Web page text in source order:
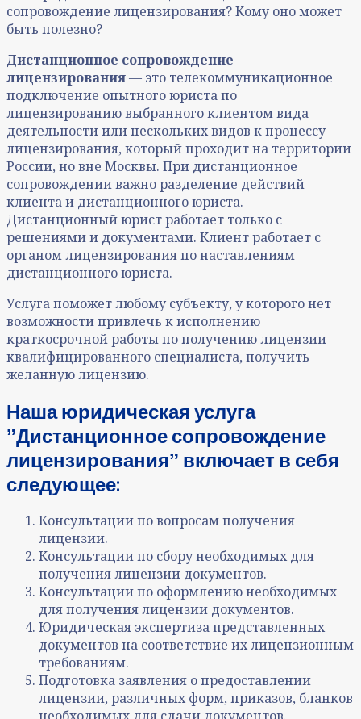
сопровождение лицензирования? Кому оно может
быть полезно?
Дистанционное сопровождение
лицензирования— это телекоммуникационное
подключение опытного юриста по
лицензированию выбранного клиентом вида
деятельности или нескольких видов к процессу
лицензирования, который проходит на территории
России, но вне Москвы. При дистанционное
сопровождении важно разделение действий
клиента и дистанционного юриста.
Дистанционный юрист работает только с
решениями и документами. Клиент работает с
органом лицензирования по наставлениям
дистанционного юриста.
Услуга поможет любому субъекту, у которого нет
возможности привлечь к исполнению
краткосрочной работы по получению лицензии
квалифицированного специалиста, получить
желанную лицензию.
Наша юридическая услуга
ˮДистанционное сопровождение
лицензированияˮ включает в себя
следующее:
Консультации по вопросам получения
лицензии.
Консультации по сбору необходимых для
получения лицензии документов.
Консультации по оформлению необходимых
для получения лицензии документов.
Юридическая экспертиза представленных
документов на соответствие их лицензионным
требованиям.
Подготовка заявления о предоставлении
лицензии, различных форм, приказов, бланков